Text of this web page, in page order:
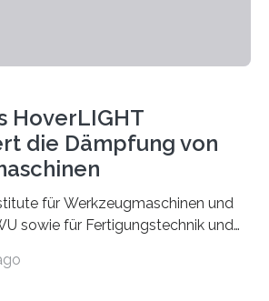
HoverLIGHT
die Dämpfung von
für Werkzeugmaschinen und
sowie für Fertigungstechnik und
erzielt: Der